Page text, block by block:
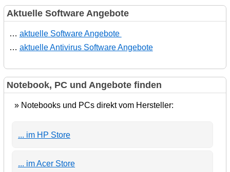
Aktuelle Software Angebote
… aktuelle Software Angebote
… aktuelle Antivirus Software Angebote
Notebook, PC und Angebote finden
» Notebooks und PCs direkt vom Hersteller:
... im HP Store
... im Acer Store